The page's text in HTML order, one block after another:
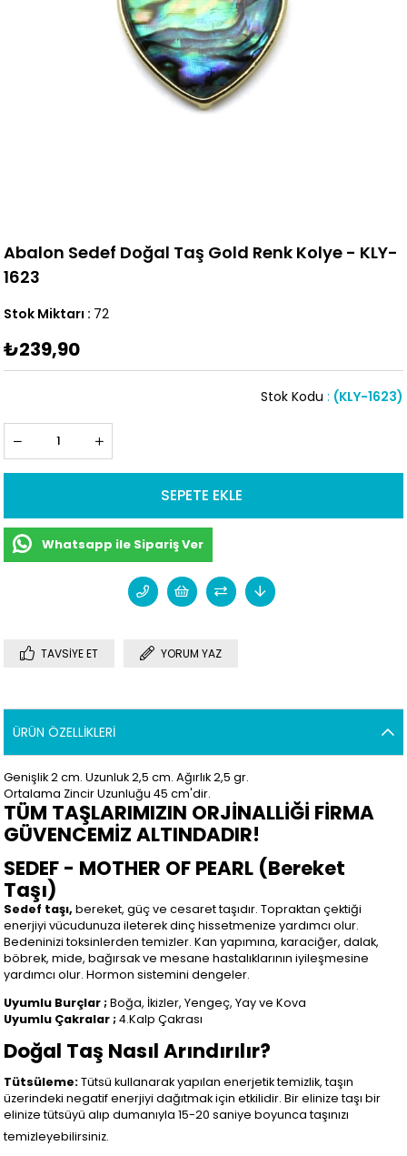
Abalon Sedef Doğal Taş Gold Renk Kolye - KLY-
1623
Stok Miktarı : 72
₺239,90
(KLY-1623)
Stok Kodu
Whatsapp ile Sipariş Ver
TAVSIYE ET YORUM YAZ
ÜRÜN ÖZELLIKLERI
Genişlik 2 cm. Uzunluk 2,5cm. Ağırlık 2,5 gr.
Ortalama Zincir Uzunluğu 45 cm'dir.
TÜM TAŞLARIMIZIN ORJİNALLİĞİ FİRMA
GÜVENCEMİZ ALTINDADIR!
SEDEF - MOTHER OF PEARL (Bereket
Taşı)
Sedef taşı,bereket, güç ve cesaret taşıdır. Topraktan çektiği
enerjiyi vücudunuza ileterek dinç hissetmenize yardımcı olur.
Bedeninizi toksinlerden temizler. Kan yapımına, karaciğer, dalak,
böbrek, mide, bağırsak ve mesane hastalıklarının iyileşmesine
yardımcı olur. Hormon sistemini dengeler.
Uyumlu Burçlar ;Boğa, İkizler, Yengeç, Yay ve Kova
Uyumlu Çakralar ;4.Kalp Çakrası
Doğal Taş Nasıl Arındırılır?
Tütsüleme:Tütsü kullanarak yapılan enerjetik temizlik, taşın
üzerindeki negatif enerjiyi dağıtmak için etkilidir. Bir elinize taşı bir
elinize tütsüyü alıp dumanıyla 15-20 saniye boyunca taşınızı
temizleyebilirsiniz.